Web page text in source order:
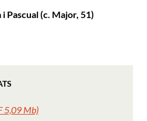
Pascual (c. Major, 51)
5,09 Mb)